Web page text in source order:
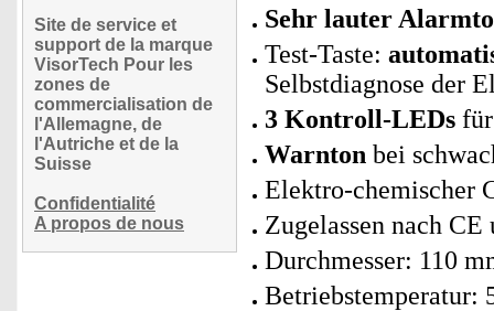
Site de service et
support de la marque
VisorTech Pour les
zones de
commercialisation de
l'Allemagne, de
l'Autriche et de la
Suisse
Confidentialité
A propos de nous
Sehr lauter
Test-Taste:
Selbstdiagnose der
3 Kontroll-LEDs
Warnton bei
Elektro-chemischer
Zugelassen nach
Durchmesser: 110
Betriebstemperatur: